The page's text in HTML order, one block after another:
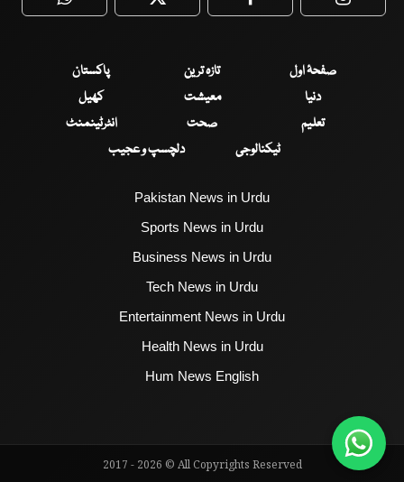
WhatsApp Twitter Facebook
صفحۂ اول تازہ ترین
پاکستان
دنیا
معیشت
کھیل
تعلیم
صحت
انٹرٹینمنٹ
ٹیکنالوجی
دلچسپ و عجیب
Pakistan News in Urdu
Sports News in Urdu
Business News in Urdu
Tech News in Urdu
Entertainment News in Urdu
Health News in Urdu
Hum News English
2017 - 2026 © All Copyrights Reserved